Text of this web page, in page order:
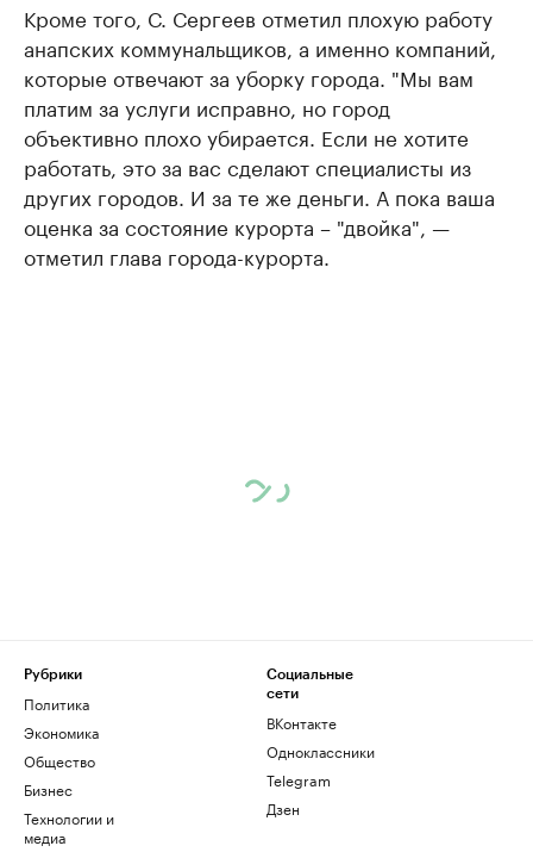
Кроме того, С. Сергеев отметил плохую работу
анапских коммунальщиков, а именно компаний,
которые отвечают за уборку города. "Мы вам
платим за услуги исправно, но город
объективно плохо убирается. Если не хотите
работать, это за вас сделают специалисты из
других городов. И за те же деньги. А пока ваша
оценка за состояние курорта – "двойка", —
отметил глава города-курорта.
Рубрики
Политика
Экономика
Общество
Бизнес
Технологии и
медиа
Социальные
сети
ВКонтакте
Одноклассники
Telegram
Дзен